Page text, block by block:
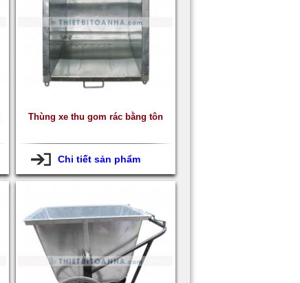
Thùng xe thu gom rác bằng tôn
Chi tiết sản phẩm